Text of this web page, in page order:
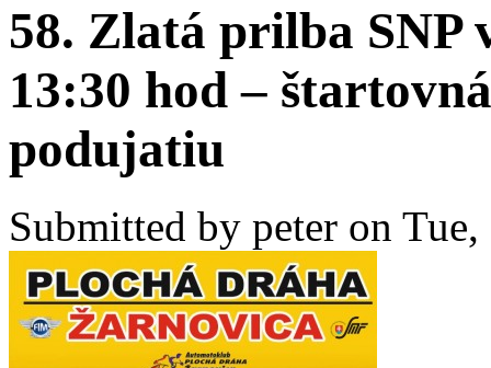
58. Zlatá prilba SNP
13:30 hod –
podujatiu
Submitted by peter on